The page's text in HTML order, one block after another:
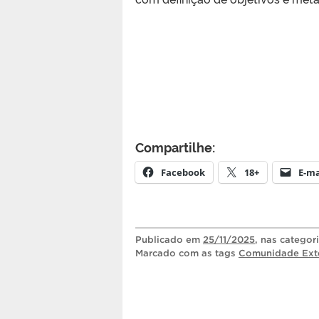
Compartilhe:
Facebook 18+ E-
Publicado em 25/11/2025, nas
Marcado com as tags Comunidade